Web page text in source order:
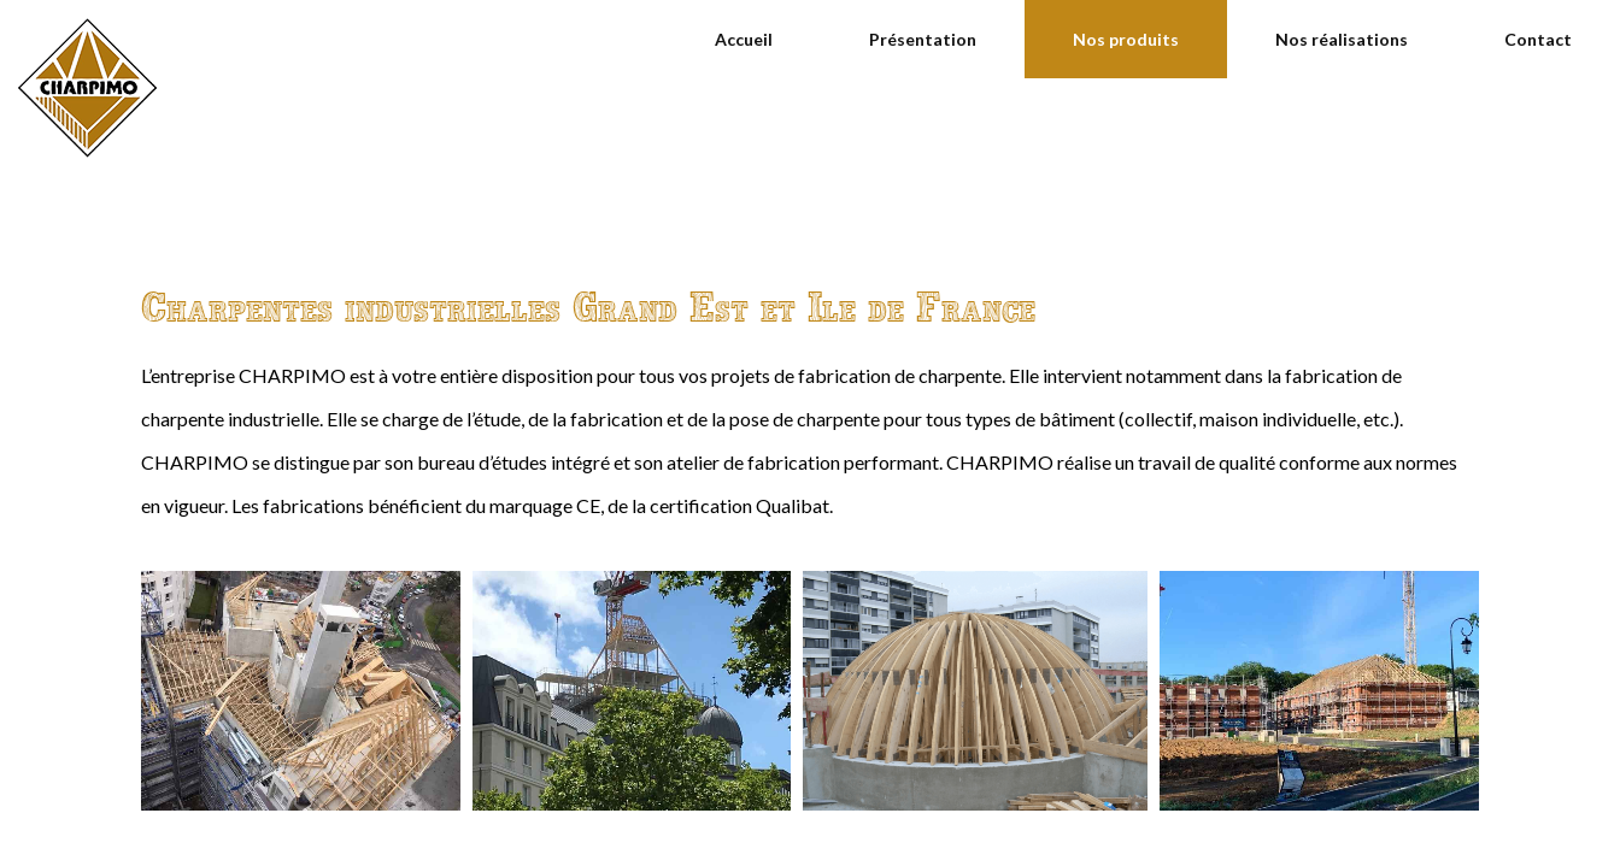
Accueil Présentation Nos produits Nos réalisations Contact
Charpentes industrielles Grand Est et Ile de France
L’entreprise CHARPIMO est à votre entière disposition pour tous vos projets de fabrication de charpente. Elle intervient notamment dans la fabrication de
charpente industrielle. Elle se charge de l’étude, de la fabrication et de la pose de charpente pour tous types de bâtiment (collectif, maison individuelle, etc.).
CHARPIMO se distingue par son bureau d’études intégré et son atelier de fabrication performant. CHARPIMO réalise un travail de qualité conforme aux normes
en vigueur. Les fabrications bénéficient du marquage CE, de la certification Qualibat.